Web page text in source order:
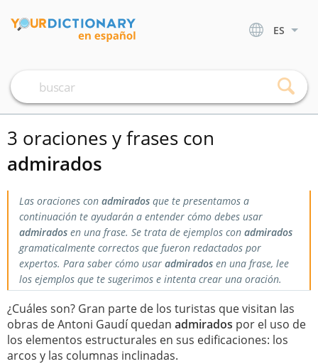
ES
3 oraciones y frases con
admirados
Las oraciones con admirados que te presentamos a
continuación te ayudarán a entender cómo debes usar
admirados en una frase. Se trata de ejemplos con admirados
gramaticalmente correctos que fueron redactados por
expertos. Para saber cómo usar admirados en una frase, lee
los ejemplos que te sugerimos e intenta crear una oración.
¿Cuáles son? Gran parte de los turistas que visitan las
obras de Antoni Gaudí quedan admirados por el uso de
los elementos estructurales en sus edificaciones: los
arcos y las columnas inclinadas.